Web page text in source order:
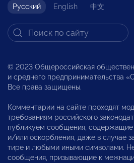
Русский English 中文
© 2023 Общероссийская
и среднего предпринимательства
Все права защищены.
Комментарии на сайте проходят
требованиям российского
публикуем сообщения, содержащие
и/или оскорбления, даже в случае
тире и любыми иными символами.
сообщения, призывающие к